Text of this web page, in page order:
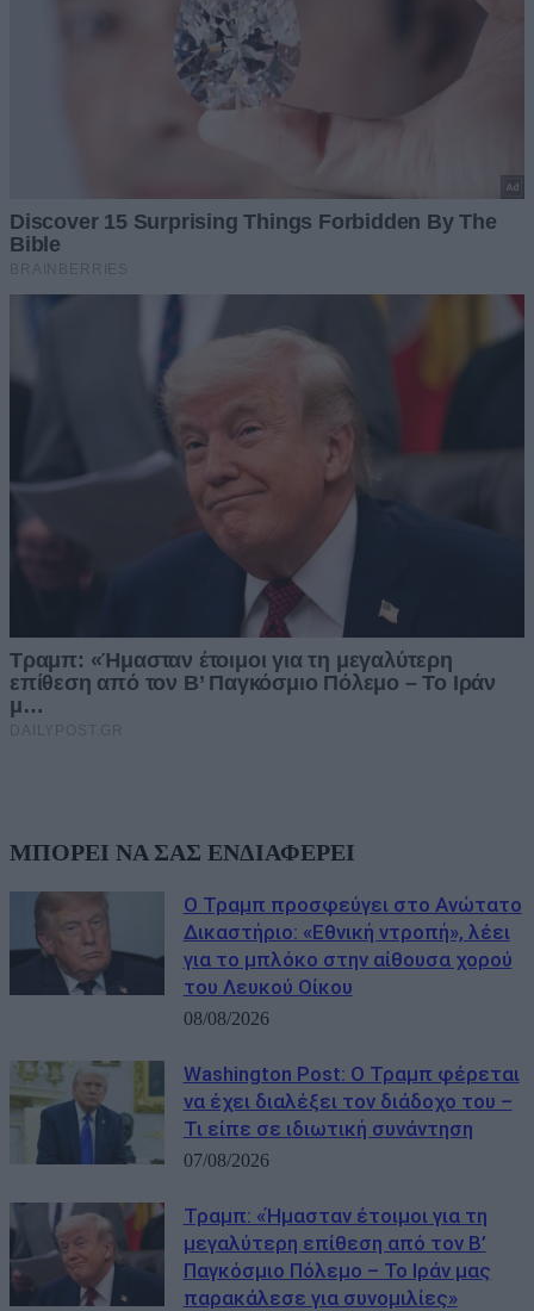
ΜΠΟΡΕΙ ΝΑ ΣΑΣ ΕΝΔΙΑΦΕΡΕΙ
Ο Τραμπ προσφεύγει στο Ανώτατο
Δικαστήριο: «Εθνική ντροπή», λέει
για το μπλόκο στην αίθουσα χορού
του Λευκού Οίκου
08/08/2026
Washington Post: Ο Τραμπ φέρεται
να έχει διαλέξει τον διάδοχο του –
Τι είπε σε ιδιωτική συνάντηση
07/08/2026
Τραμπ: «Ήμασταν έτοιμοι για τη
μεγαλύτερη επίθεση από τον Β’
Παγκόσμιο Πόλεμο – Το Ιράν μας
παρακάλεσε για συνομιλίες»